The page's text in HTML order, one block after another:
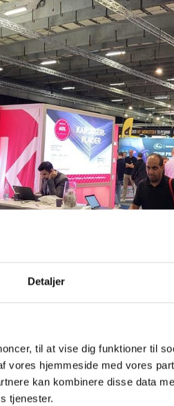
Detaljer
til at vise dig funktioner til
vores hjemmeside med vores
kan kombinere disse data
tjenester.
Besøgende vil have mulighed
og ny viden om
eksisterende kunder på FTZ-
kl. 15-22 og i morgen torsdag